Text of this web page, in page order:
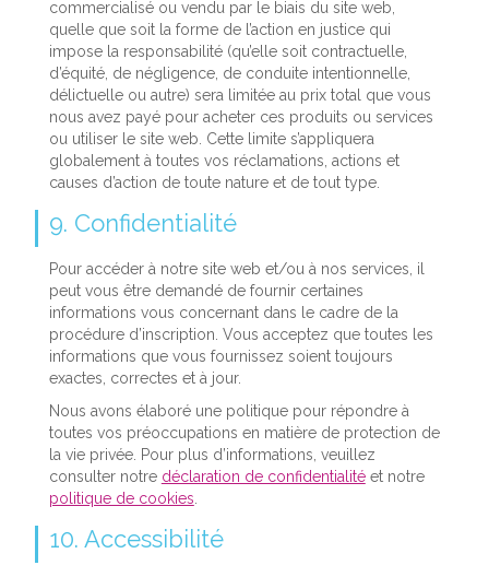
commercialisé ou vendu par le biais du site web,
quelle que soit la forme de l’action en justice qui
impose la responsabilité (qu’elle soit contractuelle,
d’équité, de négligence, de conduite intentionnelle,
délictuelle ou autre) sera limitée au prix total que vous
nous avez payé pour acheter ces produits ou services
ou utiliser le site web. Cette limite s’appliquera
globalement à toutes vos réclamations, actions et
causes d’action de toute nature et de tout type.
9. Confidentialité
Pour accéder à notre site web et/ou à nos services, il
peut vous être demandé de fournir certaines
informations vous concernant dans le cadre de la
procédure d’inscription. Vous acceptez que toutes les
informations que vous fournissez soient toujours
exactes, correctes et à jour.
Nous avons élaboré une politique pour répondre à
toutes vos préoccupations en matière de protection de
la vie privée. Pour plus d’informations, veuillez
consulter notre déclaration de confidentialitéet notre
politique de cookies
10. Accessibilité